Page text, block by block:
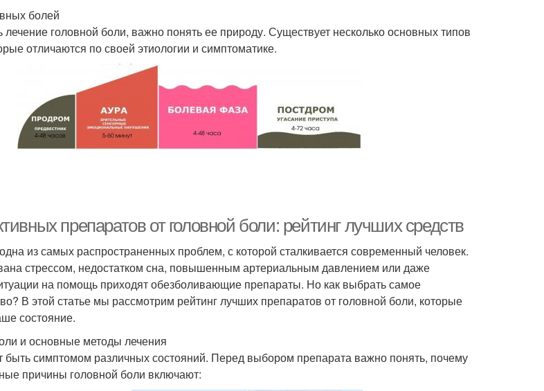
болей
лечение головной боли, важно понять ее природу. Существует несколько основных типов
отличаются по своей этиологии и симптоматике.
препаратов от головной боли: рейтинг лучших средств
из самых распространенных проблем, с которой сталкивается современный человек.
стрессом, недостатком сна, повышенным артериальным давлением или даже
на помощь приходят обезболивающие препараты. Но как выбрать самое
В этой статье мы рассмотрим рейтинг лучших препаратов от головной боли, которые
состояние.
и основные методы лечения
быть симптомом различных состояний. Перед выбором препарата важно понять, почему
причины головной боли включают: